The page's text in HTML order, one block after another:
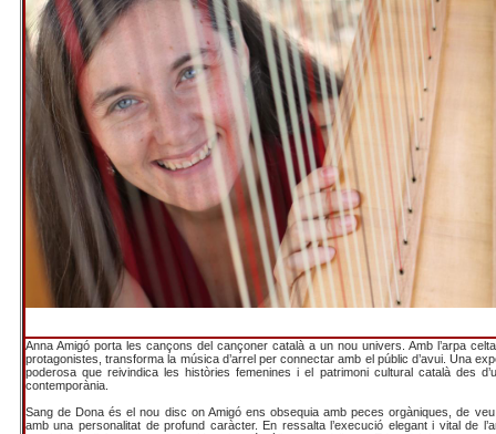
Anna Amigó porta les cançons del cançoner català a un nou univers. Amb l’arpa
protagonistes, transforma la música d’arrel per connectar amb el públic d’avui. Una
poderosa que reivindica les històries femenines i el patrimoni cultural català des
contemporània.
Sang de Dona és el nou disc on Amigó ens obsequia amb peces orgàniques, de
amb una personalitat de profund caràcter. En ressalta l’execució elegant i vital de